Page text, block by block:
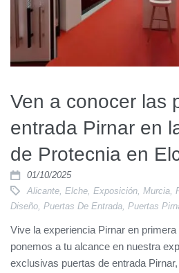
Ven a conocer las
entrada Pirnar en
de Protecnia en
01/10/2025
Alicante Elche Exposición Murcia
Diseño, Puertas De Entrada, Puertas
Vive la experiencia Pirnar en
ponemos a tu alcance en nuestra
exclusivas puertas de entrada